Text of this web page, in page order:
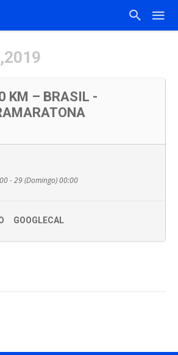
KM – BRASIL -
- 29 (Domingo) 00:00
GOOGLECAL